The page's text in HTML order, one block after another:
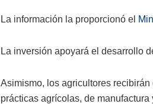
La información la proporcionó el
La inversión apoyará el desarrollo
Asimismo, los agricultores
prácticas agrícolas, de